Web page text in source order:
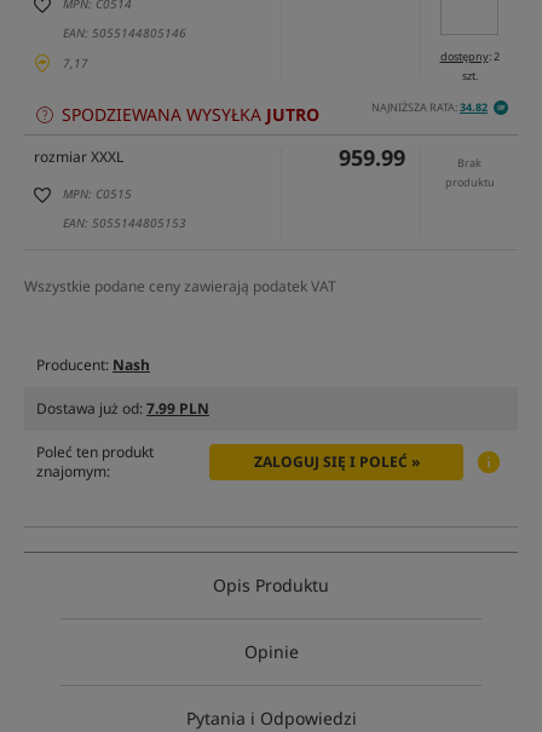
MPN: C0514
EAN: 5055144805146
7,17
dostępny: 2
szt.
NAJNIŻSZA RATA:34.82
SPODZIEWANA WYSYŁKA JUTRO
rozmiar XXXL
MPN: C0515
EAN: 5055144805153
959.99
Brak
produktu
Wszystkie podane ceny zawierają podatek VAT
Producent: Nash
Dostawa już od:7.99 PLN
Poleć ten produkt
znajomym:
ZALOGUJ SIĘ I POLEĆ »
Opis Produktu
Opinie
Pytania i Odpowiedzi